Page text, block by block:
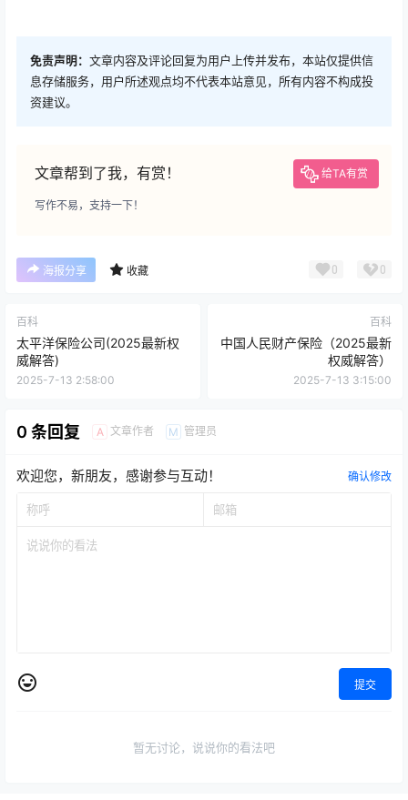
免责声明： 文章内容及评论回复为用户上传并发布，本站仅提供信
息存储服务，用户所述观点均不代表本站意见，所有内容不构成投
资建议。
文章帮到了我，有赏！ 给TA有赏
写作不易，支持一下！
海报分享 收藏 0 0
百科
太平洋保险公司(2025最新权
威解答)
2025-7-13 2:58:00
百科
中国人民财产保险（2025最新
权威解答）
2025-7-13 3:15:00
0 条回复 A 文章作者 M 管理员
欢迎您，新朋友，感谢参与互动！ 确认修改
提交
暂无讨论，说说你的看法吧